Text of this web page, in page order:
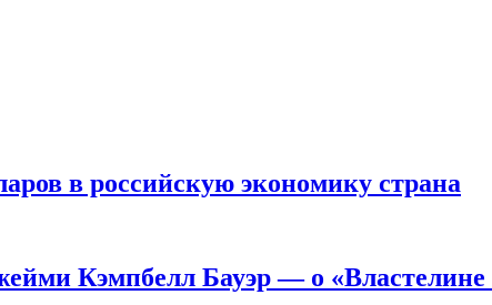
в российскую экономику страна
Кэмпбелл Бауэр — о «Властелине